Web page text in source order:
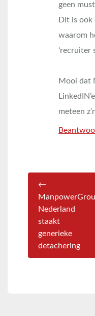
geen
Dit is ook
waarom
‘recruiter
Mooi dat
meteen
←
Nederland
staakt
generieke
detachering